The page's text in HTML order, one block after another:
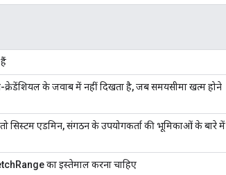
के जवाब में नहीं दिखता है, जब समयसीमा खत्म होने
सिस्टम एडमिन, संगठन के उपयोगकर्ता की भूमिकाओं के बारे में
का इस्तेमाल करना चाहिए